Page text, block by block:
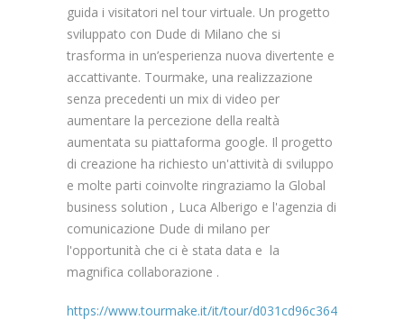
guida i visitatori nel tour virtuale. Un progetto
sviluppato con Dude di Milano che si
trasforma in un’esperienza nuova divertente e
accattivante. Tourmake, una realizzazione
senza precedenti un mix di video per
aumentare la percezione della realtà
aumentata su piattaforma google. Il progetto
di creazione ha richiesto un'attività di sviluppo
e molte parti coinvolte ringraziamo la Global
business solution , Luca Alberigo e l'agenzia di
comunicazione Dude di milano per
l'opportunità che ci è stata data e la
magnifica collaborazione .
https://www.tourmake.it/it/tour/d031cd96c364